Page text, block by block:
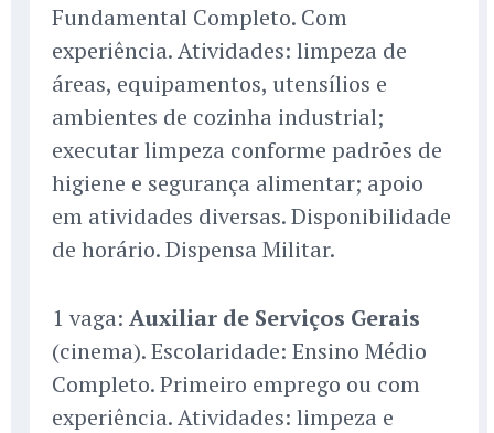
Fundamental Completo. Com
experiência. Atividades: limpeza de
áreas, equipamentos, utensílios e
ambientes de cozinha industrial;
executar limpeza conforme padrões de
higiene e segurança alimentar; apoio
em atividades diversas. Disponibilidade
de horário. Dispensa Militar.
1 vaga: Auxiliar de Serviços Gerais
(cinema). Escolaridade: Ensino Médio
Completo. Primeiro emprego ou com
experiência. Atividades: limpeza e